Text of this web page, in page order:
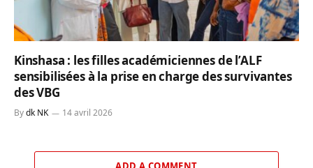
Kinshasa : les filles académiciennes de l’ALF
sensibilisées à la prise en charge des survivantes
des VBG
Bydk NK 14 avril 2026